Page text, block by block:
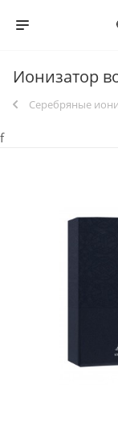
Ионизатор
Серебряные
f